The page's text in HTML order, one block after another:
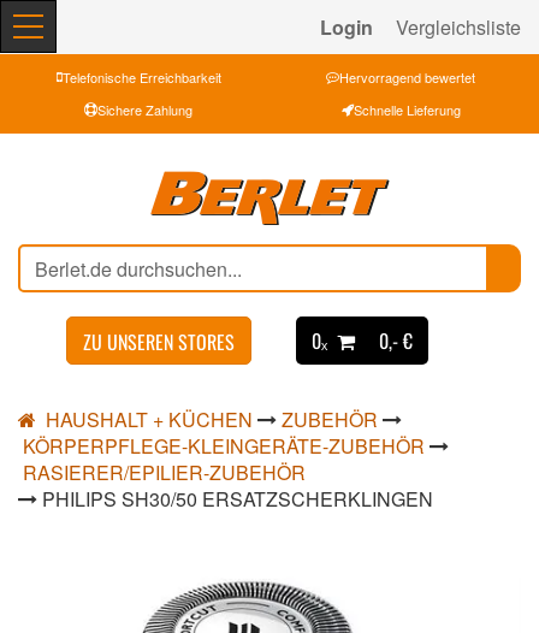
Login Vergleichsliste
Telefonische Erreichbarkeit
Hervorragend bewertet
Sichere Zahlung
Schnelle Lieferung
ZU UNSEREN STORES 0ₓ 0,- €
HAUSHALT + KÜCHEN
ZUBEHÖR
KÖRPERPFLEGE-KLEINGERÄTE-ZUBEHÖR
RASIERER/EPILIER-ZUBEHÖR
PHILIPS SH30/50 ERSATZSCHERKLINGEN